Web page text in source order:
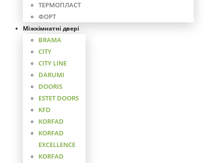
ТЕРМОПЛАСТ
ФОРТ
Міжкімнатні двері
BRAMA
CITY
CITY LINE
DARUMI
DOORIS
ESTET DOORS
KFD
KORFAD
KORFAD
EXCELLENCE
KORFAD